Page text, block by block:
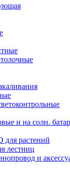
и на солн.
растений
лестниц
и